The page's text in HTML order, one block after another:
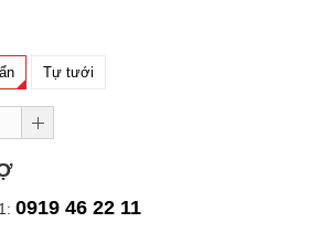
Tự tưới
0919 46 22 11